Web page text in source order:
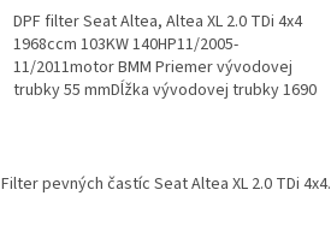
DPF filter Seat Altea, Altea XL 2.0 TDi 4x4
1968ccm 103KW 140HP11/2005-
11/2011motor BMM Priemer vývodovej
trubky 55 mmDĺžka vývodovej trubky 1690
Filter pevných častíc Seat Altea XL 2.0 TDi 4x4.